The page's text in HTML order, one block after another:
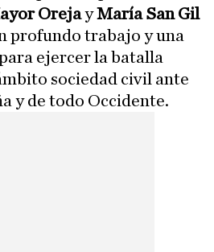
OrejayMaría San Gil
profundo trabajo y una
ejercer la batalla
sociedad civil ante
y de todo Occidente.